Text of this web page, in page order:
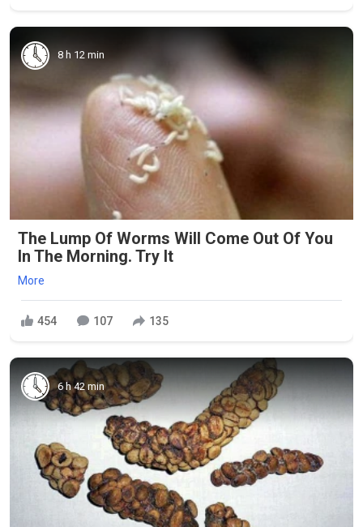
8 h 12 min
The Lump Of Worms Will Come Out Of You
In The Morning. Try It
More
454 107 135
6 h 42 min